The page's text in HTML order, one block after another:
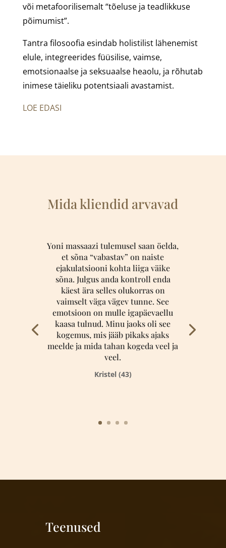
või metafoorilisemalt “tõeluse ja teadlikkuse
põimumist”.
Tantra filosoofia esindab holistilist lähenemist
elule, integreerides füüsilise, vaimse,
emotsionaalse ja seksuaalse heaolu, ja rõhutab
inimese täieliku potentsiaali avastamist.
LOE EDASI
Mida kliendid arvavad
Yoni massaazi tulemusel saan öelda,
et sõna “vabastav” on naiste
ejakulatsiooni kohta liiga väike
sõna. Julgus anda kontroll enda
käest ära selles olukorras on
vaimselt väga vägev tunne. See
emotsioon on mulle igapäevaellu
kaasa tulnud. Minu jaoks oli see
kogemus, mis jääb pikaks ajaks
meelde ja mida tahan kogeda veel ja
veel.
Kristel (43)
Teenused